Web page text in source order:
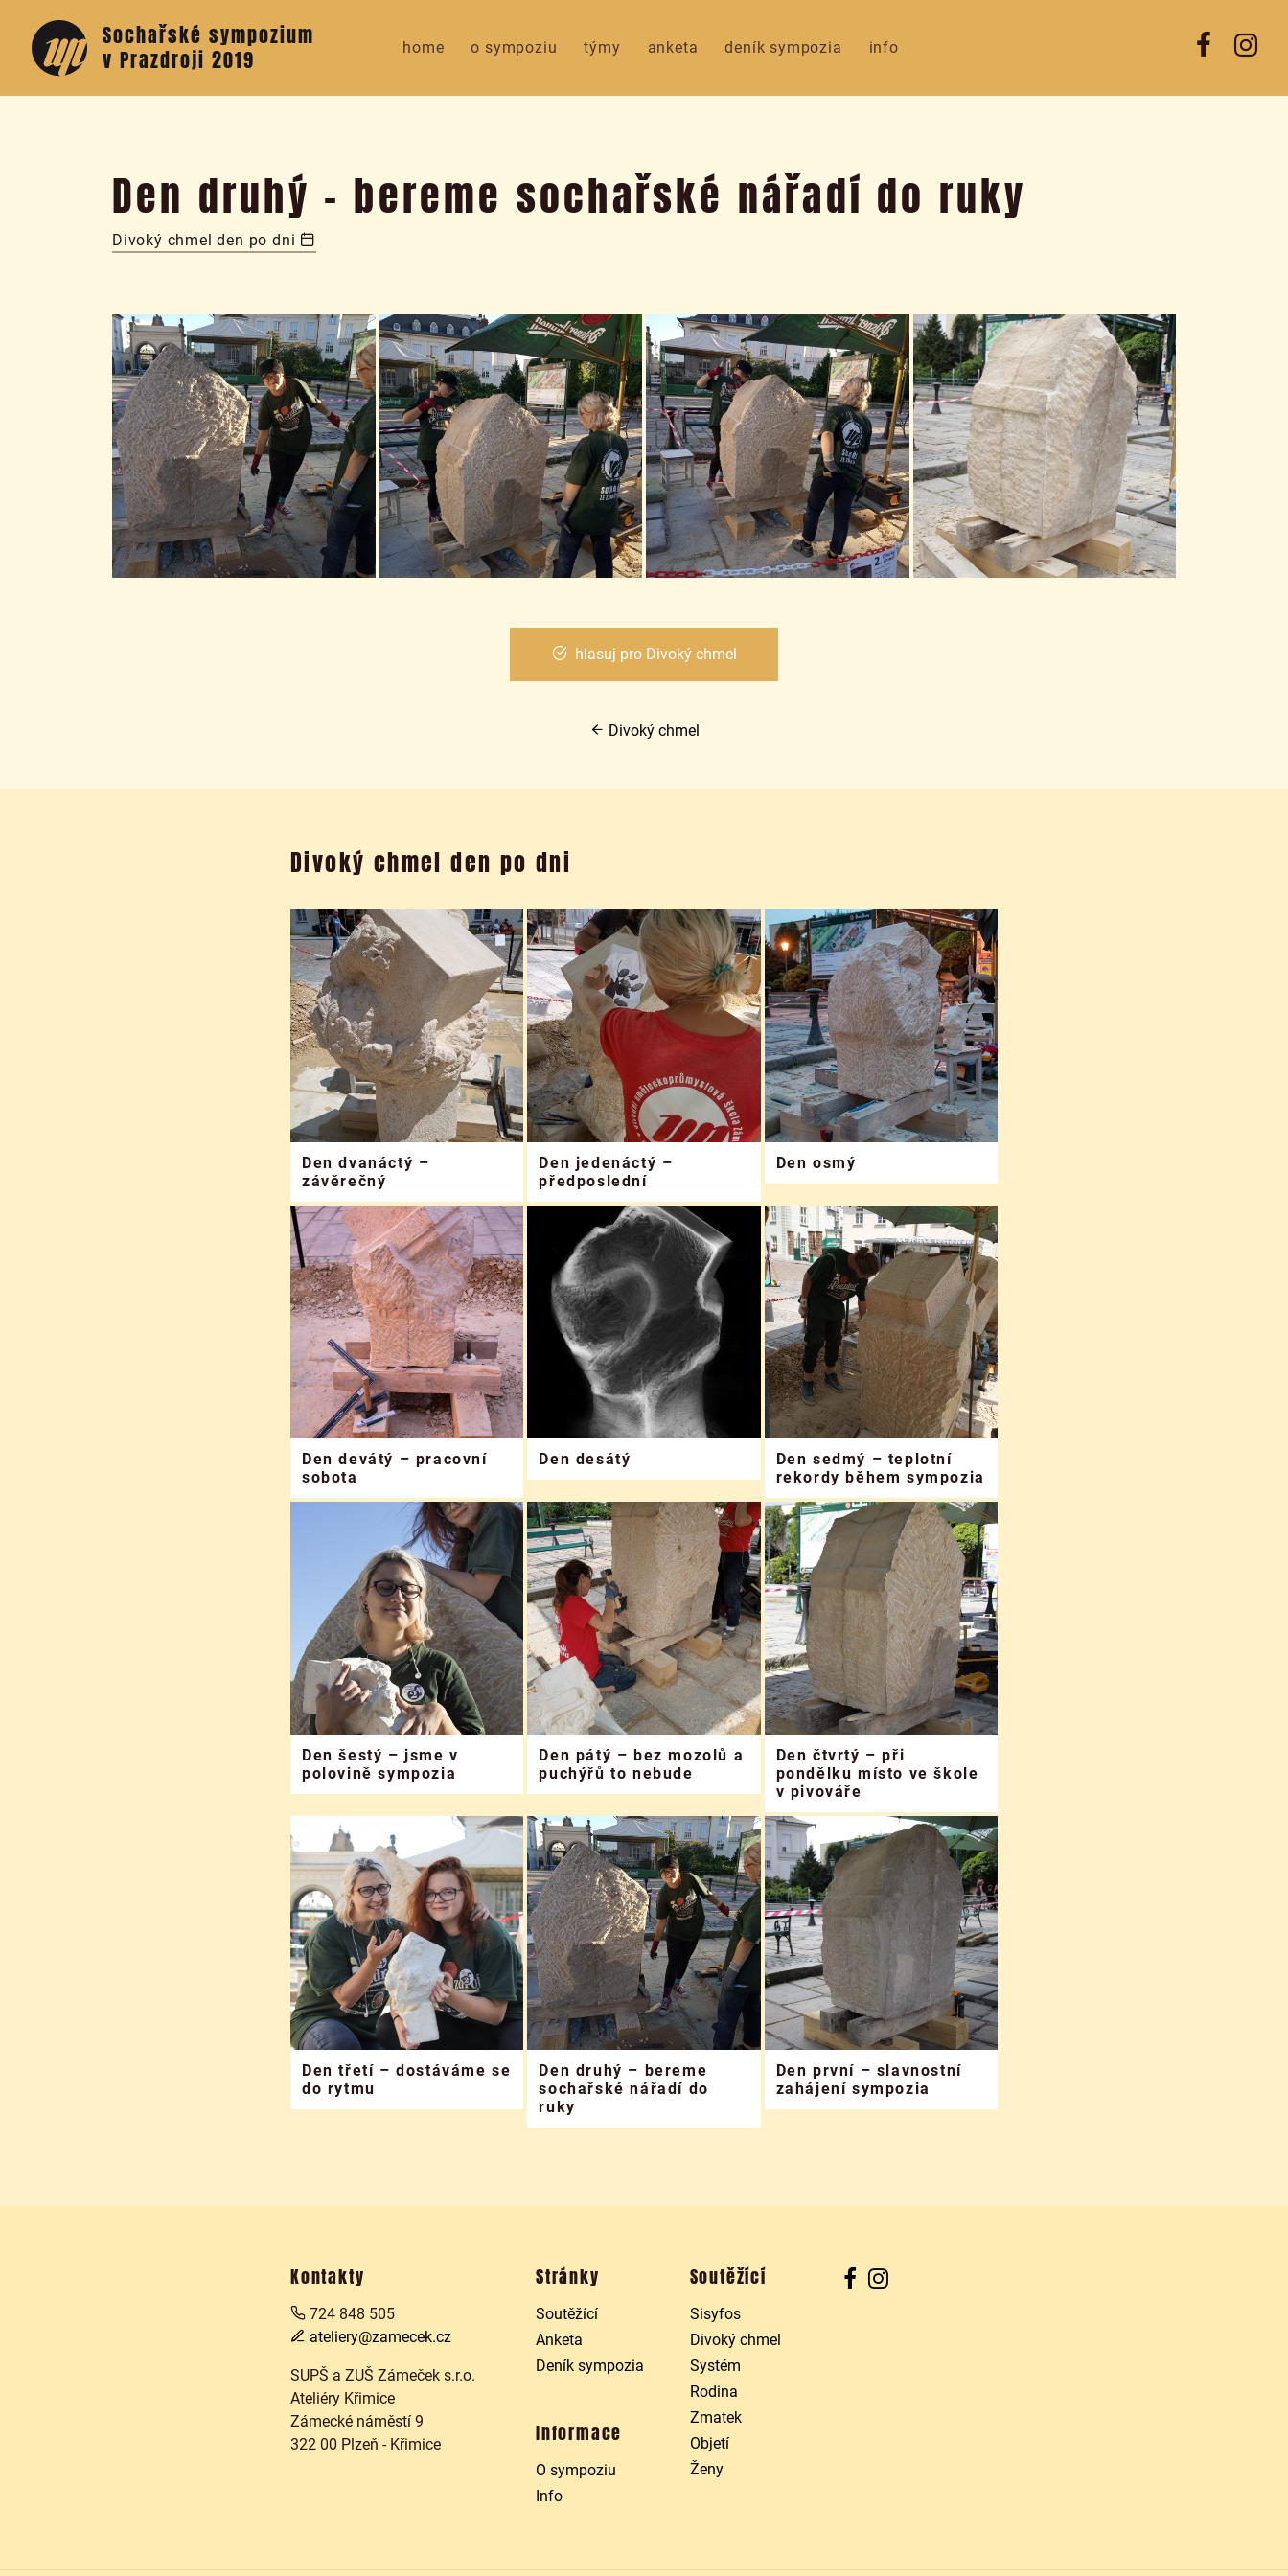
Sochařské sympozium
v Prazdroji 2019
home o sympoziu týmy anketa deník sympozia info
Den druhý – bereme sochařské nářadí do ruky
Divoký chmel den po dni
hlasuj pro Divoký chmel
Divoký chmel
Divoký chmel den po dni
Den dvanáctý –
závěrečný
Den jedenáctý –
předposlední
Den osmý
Den devátý – pracovní
sobota
Den desátý
Den sedmý – teplotní
rekordy během sympozia
Den šestý – jsme v
polovině sympozia
Den pátý – bez mozolů a
puchýřů to nebude
Den čtvrtý – při
pondělku místo ve škole
v pivováře
Den třetí – dostáváme se
do rytmu
Den druhý – bereme
sochařské nářadí do
ruky
Den první – slavnostní
zahájení sympozia
Kontakty
724 848 505
ateliery@zamecek.cz
SUPŠ a ZUŠ Zámeček s.r.o.
Ateliéry Křimice
Zámecké náměstí 9
322 00 Plzeň - Křimice
Stránky
Soutěžící
Anketa
Deník sympozia
Informace
O sympoziu
Info
Soutěžící
Sisyfos
Divoký chmel
Systém
Rodina
Zmatek
Objetí
Ženy